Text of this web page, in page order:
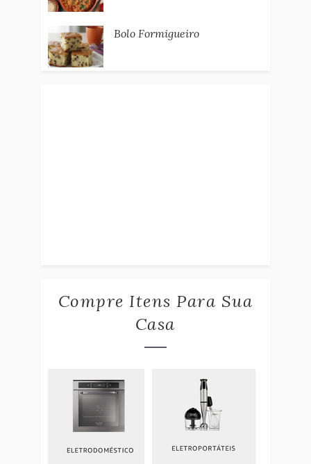
Bolo Formigueiro
Compre Itens Para Sua
Casa